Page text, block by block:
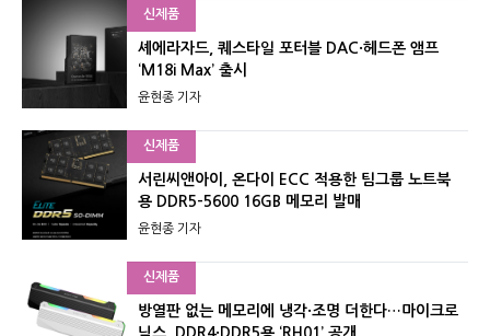
신제품
셰에라자드, 퀘스타일 포터블 DAC·헤드폰 앰프
‘M18i Max’ 출시
윤현종 기자
신제품
서린씨앤아이, 온다이 ECC 적용한 팀그룹 노트북
용 DDR5-5600 16GB 메모리 발매
윤현종 기자
신제품
방열판 없는 메모리에 냉각·조명 더한다…마이크로
닉스, DDR4·DDR5용 ‘RH01’ 공개